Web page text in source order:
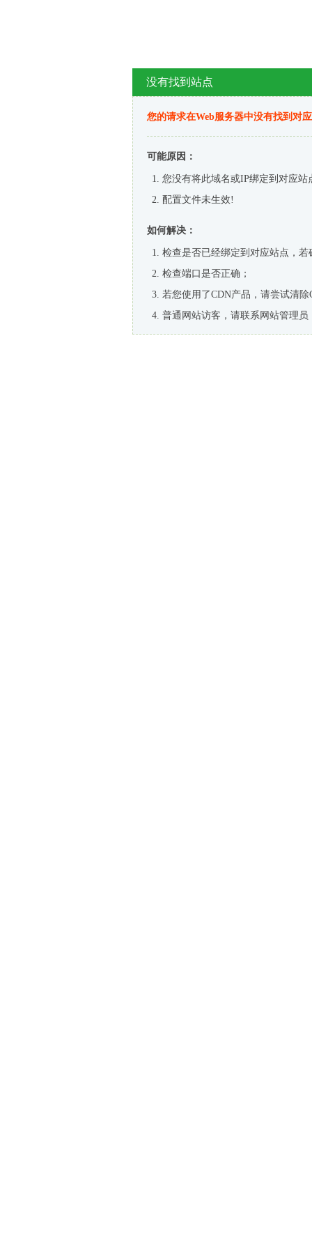
没有找到站点
您的请求在Web服务器中没有找到对
可能原因：
您没有将此域名或IP绑定到对应站
配置文件未生效!
如何解决：
检查是否已经绑定到对应站点，
检查端口是否正确；
若您使用了CDN产品，请尝试清除
普通网站访客，请联系网站管理员